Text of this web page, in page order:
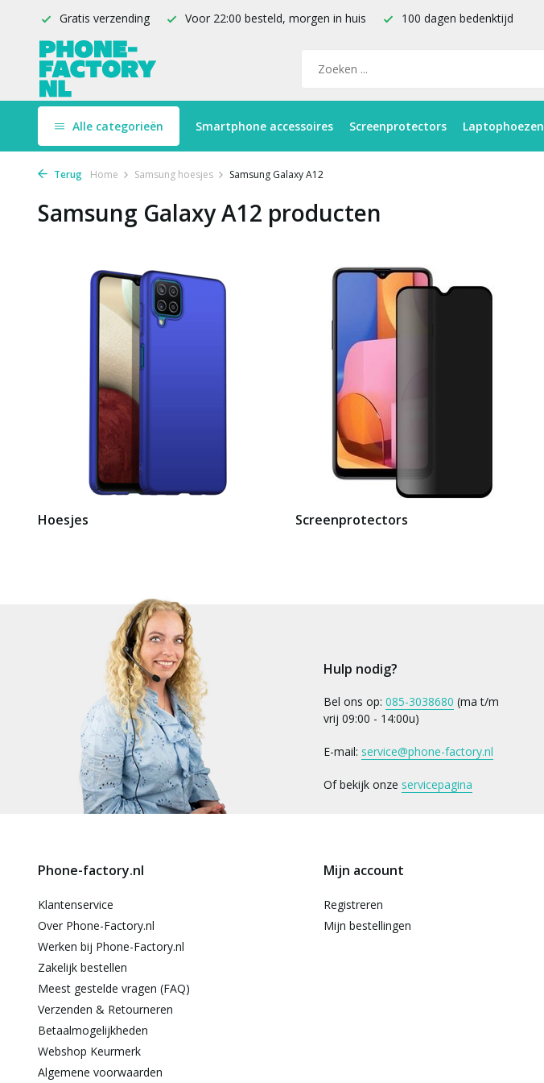
Gratis verzending Voor 22:00 besteld, morgen in huis 100 dagen bedenktijd
Alle categorieën Smartphone accessoires Screenprotectors Laptophoezen
Terug Home Samsung hoesjes Samsung Galaxy A12
Samsung Galaxy A12 producten
Hoesjes Screenprotectors
Hulp nodig?
Bel ons op: 085-3038680 (ma t/m
vrij 09:00 - 14:00u)
E-mail: service@phone-factory.nl
Of bekijk onze servicepagina
Phone-factory.nl
Klantenservice
Over Phone-Factory.nl
Werken bij Phone-Factory.nl
Zakelijk bestellen
Meest gestelde vragen (FAQ)
Verzenden & Retourneren
Betaalmogelijkheden
Webshop Keurmerk
Algemene voorwaarden
Mijn account
Registreren
Mijn bestellingen